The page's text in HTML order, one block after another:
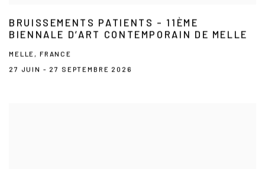
BRUISSEMENTS PATIENTS – 11ÈME
BIENNALE D’ART CONTEMPORAIN DE MELLE
MELLE, FRANCE
27 JUIN - 27 SEPTEMBRE 2026